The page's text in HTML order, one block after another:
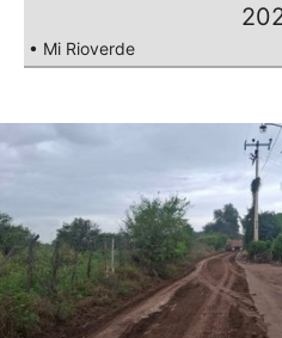
• Mi Rioverde